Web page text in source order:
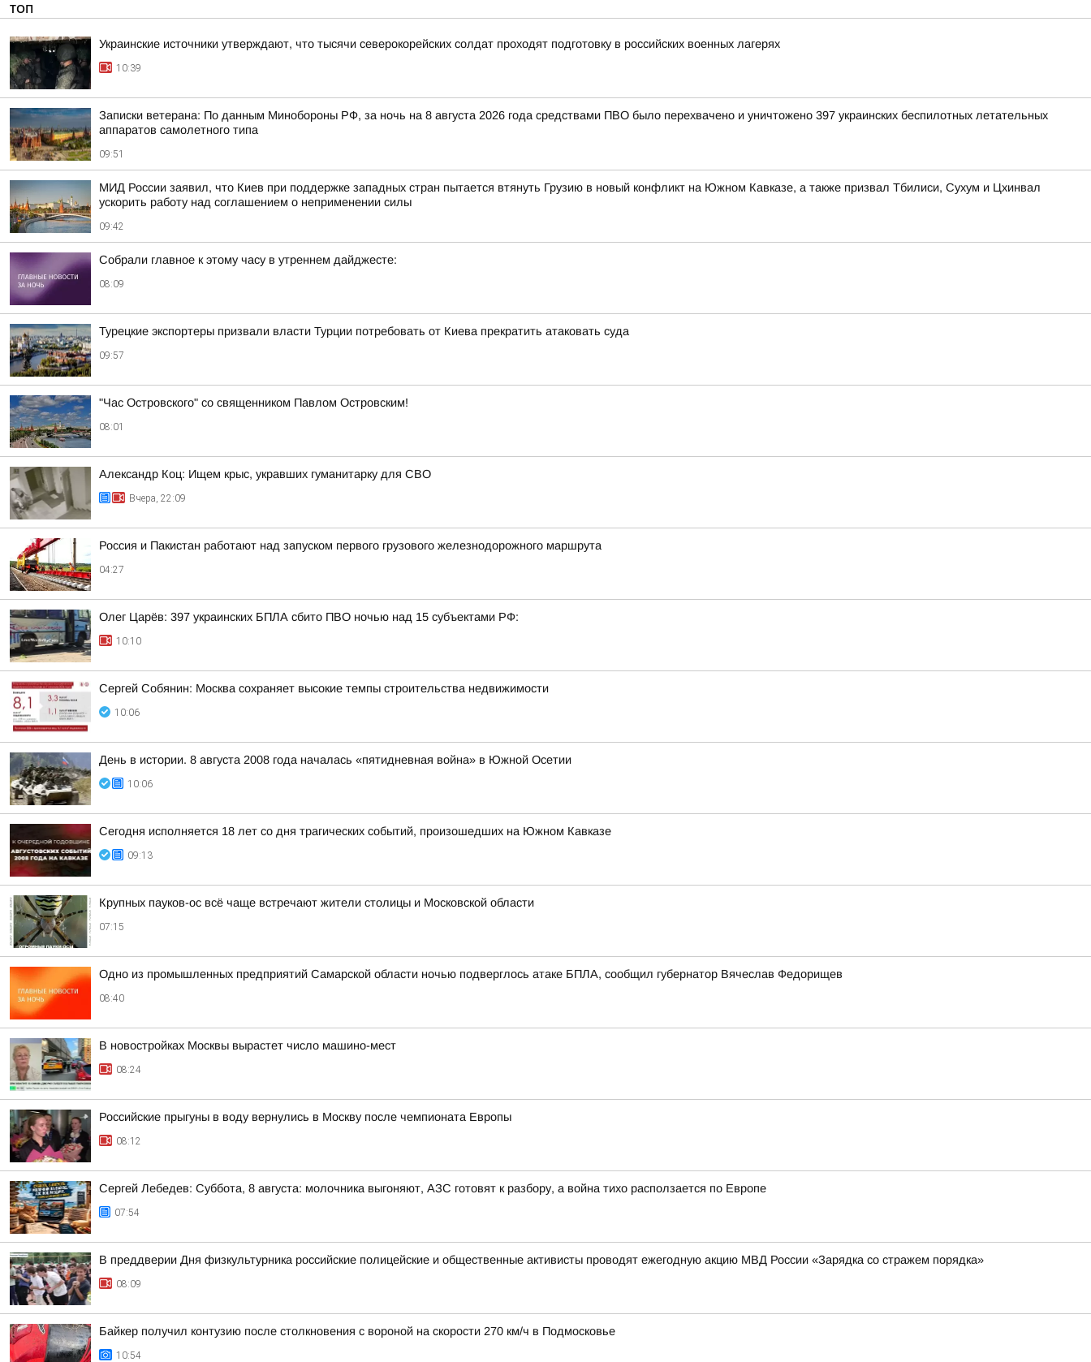
ТОП
Украинские источники утверждают, что тысячи северокорейских солдат проходят подготовку в российских военных лагерях
10:39
Записки ветерана: По данным Минобороны РФ, за ночь на 8 августа 2026 года средствами ПВО было перехвачено и уничтожено 397 украинских беспилотных летательных
аппаратов самолетного типа
09:51
МИД России заявил, что Киев при поддержке западных стран пытается втянуть Грузию в новый конфликт на Южном Кавказе, а также призвал Тбилиси, Сухум и Цхинвал
ускорить работу над соглашением о неприменении силы
09:42
Собрали главное к этому часу в утреннем дайджесте:
08:09
Турецкие экспортеры призвали власти Турции потребовать от Киева прекратить атаковать суда
09:57
"Час Островского" со священником Павлом Островским!
08:01
Александр Коц: Ищем крыс, укравших гуманитарку для СВО
Вчера, 22:09
Россия и Пакистан работают над запуском первого грузового железнодорожного маршрута
04:27
Олег Царёв: 397 украинских БПЛА сбито ПВО ночью над 15 субъектами РФ:
10:10
Сергей Собянин: Москва сохраняет высокие темпы строительства недвижимости
10:06
День в истории. 8 августа 2008 года началась «пятидневная война» в Южной Осетии
10:06
Сегодня исполняется 18 лет со дня трагических событий, произошедших на Южном Кавказе
09:13
Крупных пауков-ос всё чаще встречают жители столицы и Московской области
07:15
Одно из промышленных предприятий Самарской области ночью подверглось атаке БПЛА, сообщил губернатор Вячеслав Федорищев
08:40
В новостройках Москвы вырастет число машино-мест
08:24
Российские прыгуны в воду вернулись в Москву после чемпионата Европы
08:12
Сергей Лебедев: Суббота, 8 августа: молочника выгоняют, АЗС готовят к разбору, а война тихо расползается по Европе
07:54
В преддверии Дня физкультурника российские полицейские и общественные активисты проводят ежегодную акцию МВД России «Зарядка со стражем порядка»
08:09
Байкер получил контузию после столкновения с вороной на скорости 270 км/ч в Подмосковье
10:54